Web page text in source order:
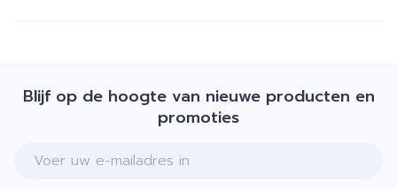
Blijf op de hoogte van nieuwe producten en
promoties
E-mail adres